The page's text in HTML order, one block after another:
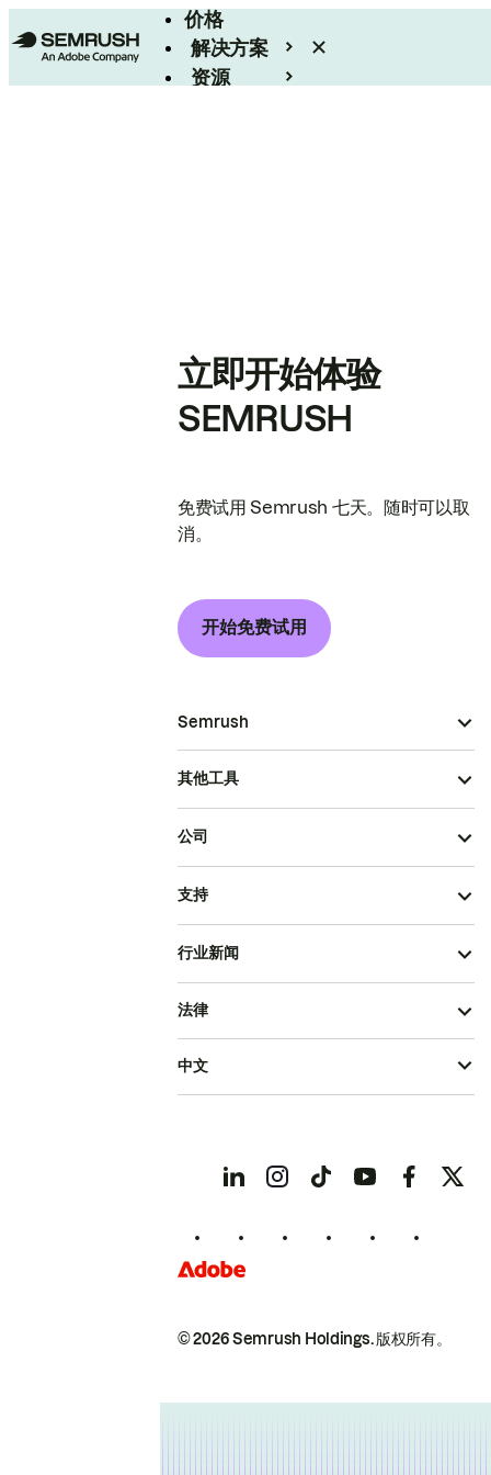
价格
解决方案
资源
立即开始体验
SEMRUSH
免费试用 Semrush 七天。随时可以取
消。
开始免费试用
Semrush
其他工具
公司
支持
行业新闻
© 2026 Semrush Holdings.版权所有。
法律
中文